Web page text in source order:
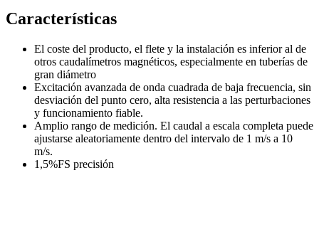
Características
El coste del producto, el flete y la instalación es inferior al de
otros caudalímetros magnéticos, especialmente en tuberías de
gran diámetro
Excitación avanzada de onda cuadrada de baja frecuencia, sin
desviación del punto cero, alta resistencia a las perturbaciones
y funcionamiento fiable.
Amplio rango de medición. El caudal a escala completa puede
ajustarse aleatoriamente dentro del intervalo de 1 m/s a 10
m/s.
1,5%FS precisión